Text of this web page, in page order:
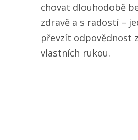
chovat dlouhodobě
zdravě a s radostí –
převzít odpovědnost
vlastních rukou.